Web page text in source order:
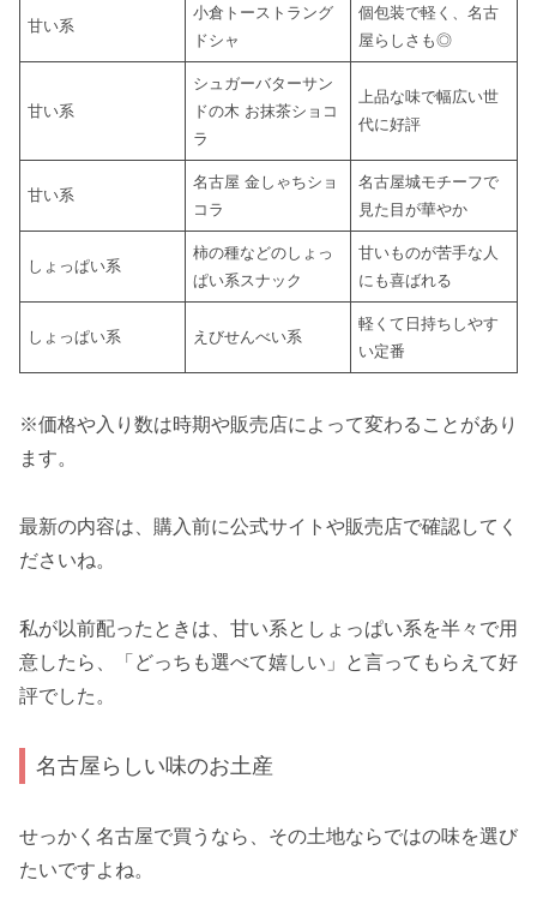
甘い系
小倉トーストラング
ドシャ
個包装で軽く、名古
屋らしさも◎
甘い系
シュガーバターサン
ドの木 お抹茶ショコ
ラ
上品な味で幅広い世
代に好評
甘い系
名古屋 金しゃちショ
コラ
名古屋城モチーフで
見た目が華やか
しょっぱい系
柿の種などのしょっ
ぱい系スナック
甘いものが苦手な人
にも喜ばれる
しょっぱい系 えびせんべい系
軽くて日持ちしやす
い定番
※価格や入り数は時期や販売店によって変わることがあり
ます。
最新の内容は、購入前に公式サイトや販売店で確認してく
ださいね。
私が以前配ったときは、甘い系としょっぱい系を半々で用
意したら、「どっちも選べて嬉しい」と言ってもらえて好
評でした。
名古屋らしい味のお土産
せっかく名古屋で買うなら、その土地ならではの味を選び
たいですよね。